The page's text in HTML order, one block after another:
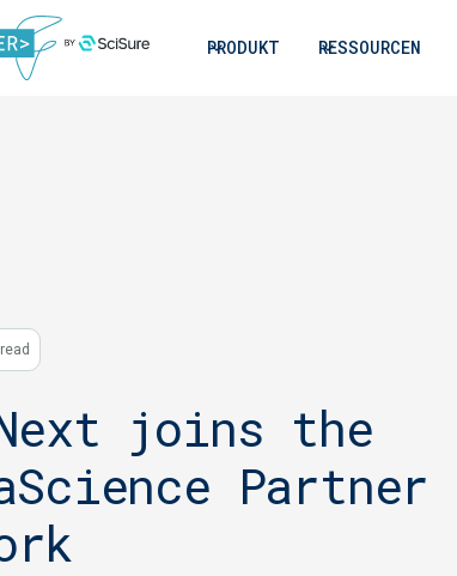
PRODUKT RESSOURCEN
joins the
Partner